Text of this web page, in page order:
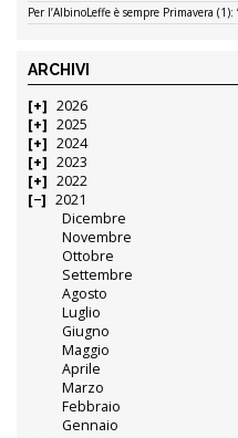
Per l’AlbinoLeffe è sempre Primavera
ARCHIVI
2026
2025
2024
2023
2022
2021
Dicembre
Novembre
Ottobre
Settembre
Agosto
Luglio
Giugno
Maggio
Aprile
Marzo
Febbraio
Gennaio